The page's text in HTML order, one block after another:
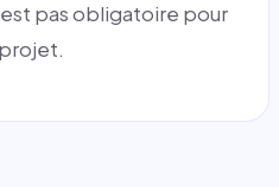
pas obligatoire pour